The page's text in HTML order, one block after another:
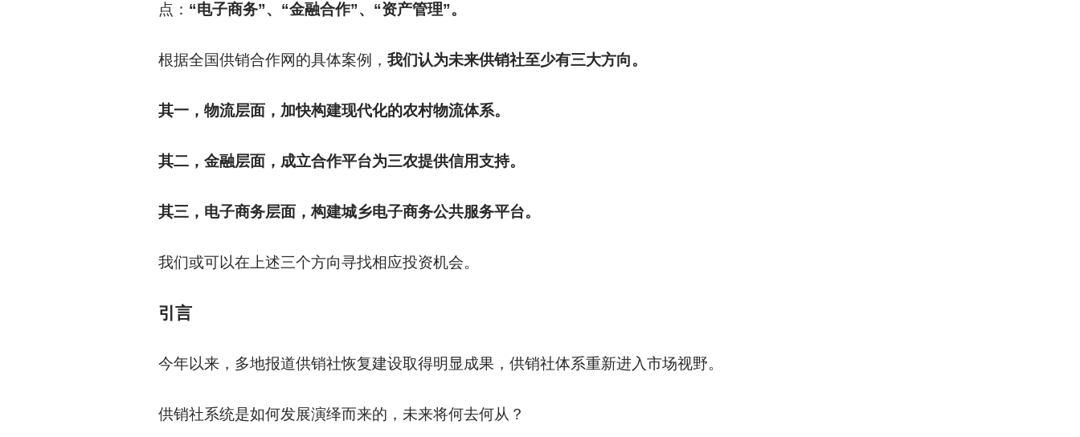
点： “电子商务”、“金融合作”、“资产管理”。
根据全国供销合作网的具体案例， 我们认为未来供销社至少有三大方向。
其一，物流层面，加快构建现代化的农村物流体系。
其二，金融层面，成立合作平台为三农提供信用支持。
其三，电子商务层面，构建城乡电子商务公共服务平台。
我们或可以在上述三个方向寻找相应投资机会。
引言
今年以来，多地报道供销社恢复建设取得明显成果，供销社体系重新进入市场视野。
供销社系统是如何发展演绎而来的，未来将何去何从？